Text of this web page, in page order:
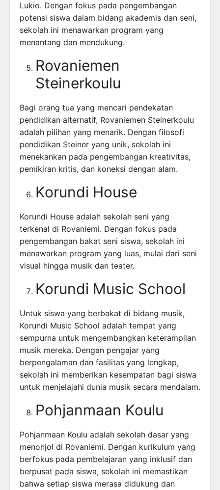
Lukio. Dengan fokus pada pengembangan
potensi siswa dalam bidang akademis dan seni,
sekolah ini menawarkan program yang
menantang dan mendukung.
Rovaniemen
Steinerkoulu
Bagi orang tua yang mencari pendekatan
pendidikan alternatif, Rovaniemen Steinerkoulu
adalah pilihan yang menarik. Dengan filosofi
pendidikan Steiner yang unik, sekolah ini
menekankan pada pengembangan kreativitas,
pemikiran kritis, dan koneksi dengan alam.
Korundi House
Korundi House adalah sekolah seni yang
terkenal di Rovaniemi. Dengan fokus pada
pengembangan bakat seni siswa, sekolah ini
menawarkan program yang luas, mulai dari seni
visual hingga musik dan teater.
Korundi Music School
Untuk siswa yang berbakat di bidang musik,
Korundi Music School adalah tempat yang
sempurna untuk mengembangkan keterampilan
musik mereka. Dengan pengajar yang
berpengalaman dan fasilitas yang lengkap,
sekolah ini memberikan kesempatan bagi siswa
untuk menjelajahi dunia musik secara mendalam.
Pohjanmaan Koulu
Pohjanmaan Koulu adalah sekolah dasar yang
menonjol di Rovaniemi. Dengan kurikulum yang
berfokus pada pembelajaran yang inklusif dan
berpusat pada siswa, sekolah ini memastikan
bahwa setiap siswa merasa didukung dan